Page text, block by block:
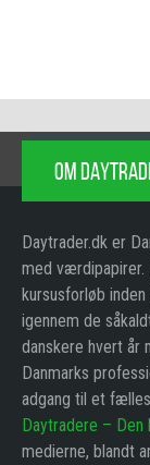
OM
Daytrader.dk er
med værdipapirer.
kursusforløb
igennem de
danskere hvert år
Danmarks
adgang til et
Daytradere – Den
medierne, blandt